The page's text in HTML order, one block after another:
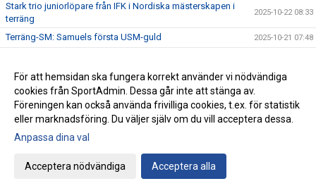
Stark trio juniorlöpare från IFK i Nordiska mästerskapen i
terräng
2025-10-22 08:33
Terräng-SM: Samuels första USM-guld 2025-10-21 07:48
Terräng-SM: Överlägsen Sebbeseger i P17 2025-10-19 22:34
Andreas Movin nära att kliva under tretimmarsgränsen i
Chicago
2025-10-18 22:01
Terräng-SM: Nära, nära senior-SM-guld för Kalle
Bästa stafettiden på 2000-talet – och det med två IFKare i
Trippelpers av Anton i vår kastmångkamp
För att hemsidan ska fungera korrekt använder vi nödvändiga
cookies från SportAdmin. Dessa går inte att stänga av.
Föreningen kan också använda frivilliga cookies, t.ex. för statistik
eller marknadsföring. Du väljer själv om du vill acceptera dessa.
Anpassa dina val
Acceptera nödvändiga Acceptera alla